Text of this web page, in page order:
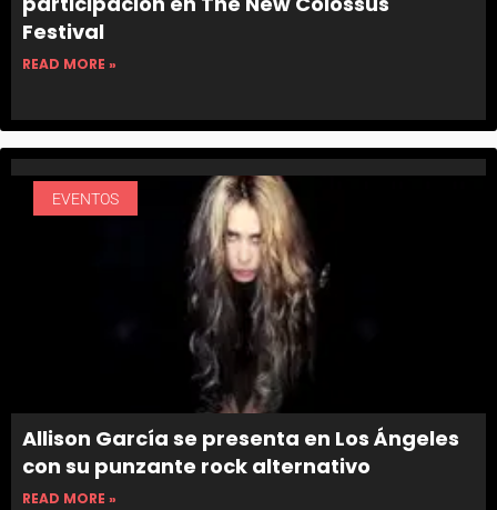
Festival
READ MORE »
EVENTOS
Allison García se presenta en Los Ángeles
con su punzante rock alternativo
READ MORE »